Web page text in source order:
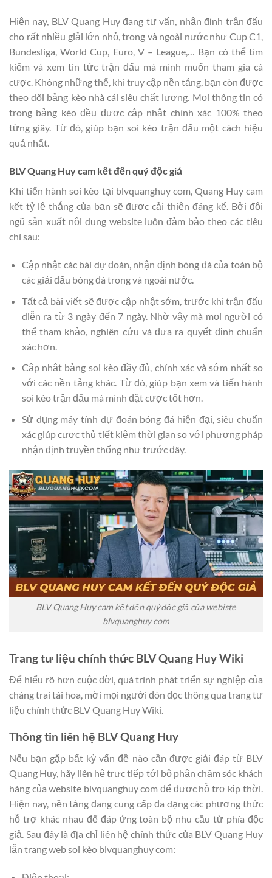
Hiện nay, BLV Quang Huy đang tư vấn, nhận định trận đấu
cho rất nhiều giải lớn nhỏ, trong và ngoài nước như Cup C1,
Bundesliga, World Cup, Euro, V – League,… Bạn có thể tìm
kiếm và xem tin tức trận đấu mà mình muốn tham gia cá
cược. Không những thế, khi truy cập nền tảng, bạn còn được
theo dõi bảng kèo nhà cái siêu chất lượng. Mọi thông tin có
trong bảng kèo đều được cập nhật chính xác 100% theo
từng giây. Từ đó, giúp bạn soi kèo trận đấu một cách hiệu
quả nhất.
BLV Quang Huy cam kết đến quý độc giả
Khi tiến hành soi kèo tại blvquanghuy com, Quang Huy cam
kết tỷ lệ thắng của bạn sẽ được cải thiện đáng kể. Bởi đội
ngũ sản xuất nội dung website luôn đảm bảo theo các tiêu
chí sau:
Cập nhật các bài dự đoán, nhận định bóng đá của toàn bộ
các giải đấu bóng đá trong và ngoài nước.
Tất cả bài viết sẽ được cập nhật sớm, trước khi trận đấu
diễn ra từ 3 ngày đến 7 ngày. Nhờ vậy mà mọi người có
thể tham khảo, nghiên cứu và đưa ra quyết định chuẩn
xác hơn.
Cập nhật bảng soi kèo đầy đủ, chính xác và sớm nhất so
với các nền tảng khác. Từ đó, giúp bạn xem và tiến hành
soi kèo trận đấu mà mình đặt cược tốt hơn.
Sử dụng máy tính dự đoán bóng đá hiện đại, siêu chuẩn
xác giúp cược thủ tiết kiệm thời gian so với phương pháp
nhận định truyền thống như trước đây.
BLV Quang Huy cam kết đến quý độc giả của webiste
blvquanghuy com
Trang tư liệu chính thức BLV Quang Huy Wiki
Để hiểu rõ hơn cuộc đời, quá trình phát triển sự nghiệp của
chàng trai tài hoa, mời mọi người đón đọc thông qua trang tư
liệu chính thức BLV Quang Huy Wiki.
Thông tin liên hệ BLV Quang Huy
Nếu bạn gặp bất kỳ vấn đề nào cần được giải đáp từ BLV
Quang Huy, hãy liên hệ trực tiếp tới bộ phận chăm sóc khách
hàng của website blvquanghuy com để được hỗ trợ kịp thời.
Hiện nay, nền tảng đang cung cấp đa dạng các phương thức
hỗ trợ khác nhau để đáp ứng toàn bộ nhu cầu từ phía độc
giả. Sau đây là địa chỉ liên hệ chính thức của BLV Quang Huy
lẫn trang web soi kèo blvquanghuy com: